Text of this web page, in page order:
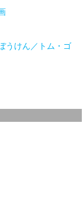
うけん／トム・ゴ